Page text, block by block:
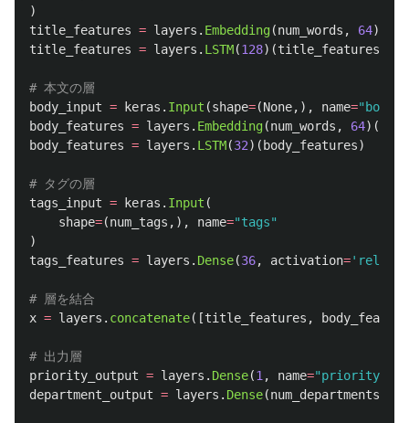
)
title_features = layers . Embedding(num_words , 64)(
title_features = layers . LSTM(128)(title_features
body_input = keras . Input (shape=(None,), name="body
body_features = layers . Embedding(num_words , 64)(
body_features = layers . LSTM(32)(body_features)
tags_input = keras . Input (
shape=(num_tags ,), name="tags"
)
tags_features = layers . Dense(36, activation=' relu
x = layers . concatenate([title_features ,
priority_output = layers . Dense(1 , name="priority
department_output = layers . Dense(num_departments